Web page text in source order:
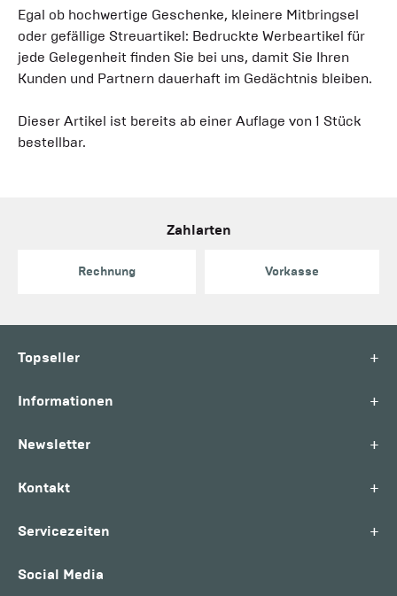
Egal ob hochwertige Geschenke, kleinere Mitbringsel
oder gefällige Streuartikel: Bedruckte Werbeartikel für
jede Gelegenheit finden Sie bei uns, damit Sie Ihren
Kunden und Partnern dauerhaft im Gedächtnis bleiben.
Dieser Artikel ist bereits ab einer Auflage von 1 Stück
bestellbar.
Zahlarten
Rechnung Vorkasse
Topseller +
Informationen +
Newsletter +
Kontakt +
Servicezeiten +
Social Media